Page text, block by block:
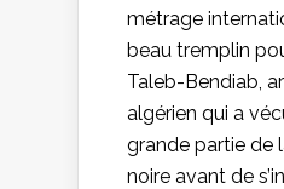
métrage
beau tremplin
Taleb-Bendiab,
algérien qui a
grande partie de
noire avant de